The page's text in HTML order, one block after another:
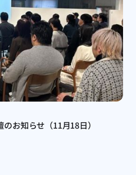
お知らせ（11月18日）